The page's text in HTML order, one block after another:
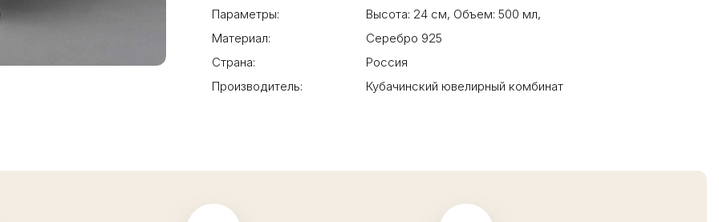
Параметры:
Высота: 24 см, Объем: 500 мл,
Материал:
Серебро 925
Страна:
Россия
Производитель:
Кубачинский ювелирный комбинат